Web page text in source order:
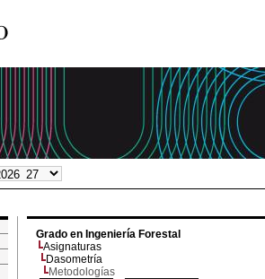
Grado en Ingeniería Forestal
Asignaturas
Dasometría
Metodologías